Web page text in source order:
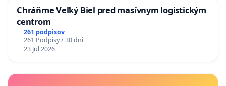
Chráňme Veľký Biel pred masívnym logistickým
centrom
261 podpisov
261 Podpisy / 30 dni
23 Jul 2026